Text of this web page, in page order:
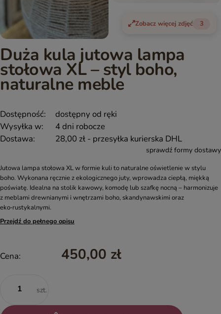
Zobacz więcej zdjęć 3
Duża kula jutowa lampa
stołowa XL – styl boho,
naturalne meble
Dostępność:
dostępny od ręki
Wysyłka w:
4 dni robocze
Dostawa:
28,00 zł - przesyłka kurierska DHL
sprawdź formy dostawy
Jutowa lampa stołowa XL w formie kuli to naturalne oświetlenie w stylu
boho. Wykonana ręcznie z ekologicznego juty, wprowadza ciepłą, miękką
poświatę. Idealna na stolik kawowy, komodę lub szafkę nocną – harmonizuje
z meblami drewnianymi i wnętrzami boho, skandynawskimi oraz
eko‑rustykalnymi.
Przejdź do pełnego opisu
Cena: 450,00 zł
szt.